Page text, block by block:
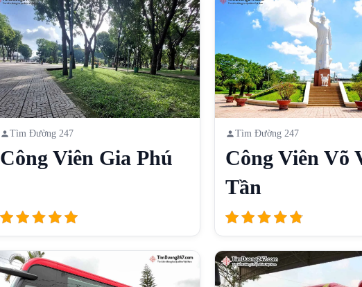
Tìm Đường 247
Công Viên Gia Phú
Tìm Đường 247
Công Viên Võ
Tần